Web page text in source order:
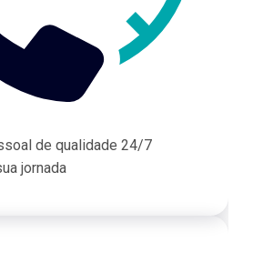
de qualidade 24/7
jornada